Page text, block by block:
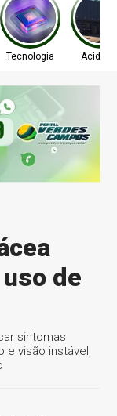
Tecnologia
de
sintomas
e visão instável,